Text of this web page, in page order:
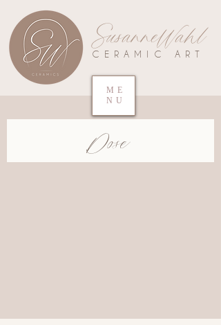
SusanneWahl
CERAMIC ART
ME
NU
Dose